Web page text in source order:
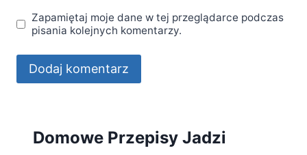
Zapamiętaj moje dane w tej przeglądarce podczas
pisania kolejnych komentarzy.
Domowe Przepisy Jadzi